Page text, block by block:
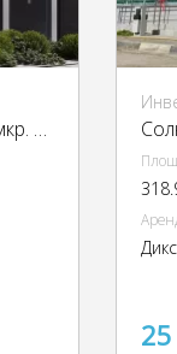
ЖК «Квартал Ивакино», МО, Химки, мкр. Клязьма-Старбеево, Ивакино квартал, к1